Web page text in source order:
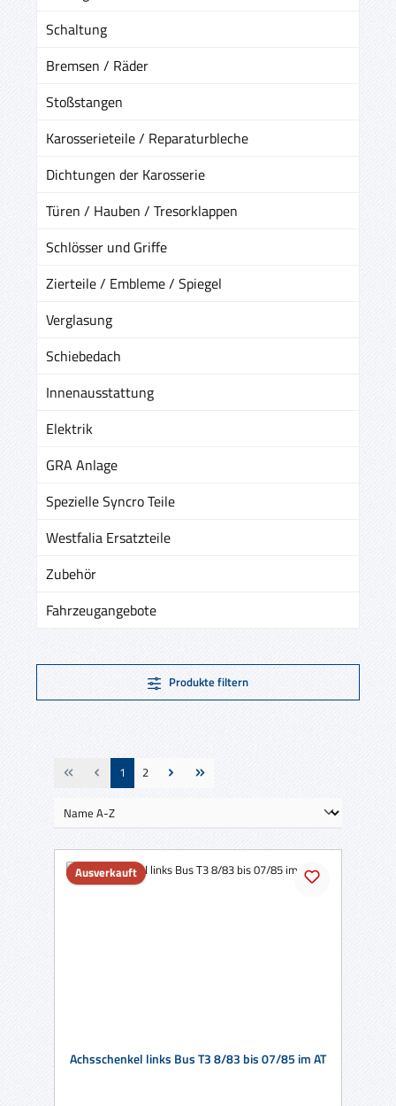
Schaltung
Bremsen / Räder
Stoßstangen
Karosserieteile / Reparaturbleche
Dichtungen der Karosserie
Türen / Hauben / Tresorklappen
Schlösser und Griffe
Zierteile / Embleme / Spiegel
Verglasung
Schiebedach
Innenausstattung
Elektrik
GRA Anlage
Spezielle Syncro Teile
Westfalia Ersatzteile
Zubehör
Fahrzeugangebote
Produkte filtern
Seite
1 Seite
2
Ausverkauft
Achsschenkel links Bus T3 8/83 bis 07/85 im AT